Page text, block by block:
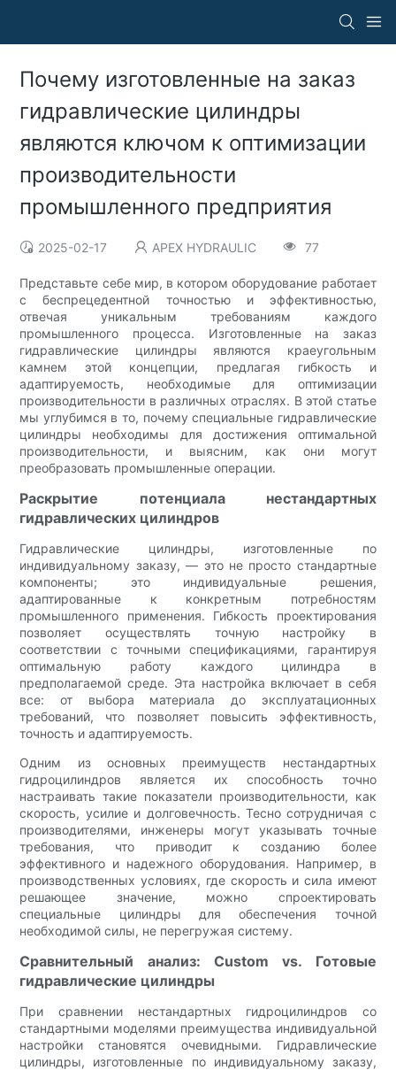
Почему изготовленные на заказ
гидравлические цилиндры
являются ключом к оптимизации
производительности
промышленного предприятия
2025-02-17 APEX HYDRAULIC 77
Представьте себе мир, в котором оборудование работает
с беспрецедентной точностью и эффективностью,
отвечая уникальным требованиям каждого
промышленного процесса. Изготовленные на заказ
гидравлические цилиндры являются краеугольным
камнем этой концепции, предлагая гибкость и
адаптируемость, необходимые для оптимизации
производительности в различных отраслях. В этой статье
мы углубимся в то, почему специальные гидравлические
цилиндры необходимы для достижения оптимальной
производительности, и выясним, как они могут
преобразовать промышленные операции.
Раскрытие потенциала нестандартных
гидравлических цилиндров
Гидравлические цилиндры, изготовленные по
индивидуальному заказу, — это не просто стандартные
компоненты; это индивидуальные решения,
адаптированные к конкретным потребностям
промышленного применения. Гибкость проектирования
позволяет осуществлять точную настройку в
соответствии с точными спецификациями, гарантируя
оптимальную работу каждого цилиндра в
предполагаемой среде. Эта настройка включает в себя
все: от выбора материала до эксплуатационных
требований, что позволяет повысить эффективность,
точность и адаптируемость.
Одним из основных преимуществ нестандартных
гидроцилиндров является их способность точно
настраивать такие показатели производительности, как
скорость, усилие и долговечность. Тесно сотрудничая с
производителями, инженеры могут указывать точные
требования, что приводит к созданию более
эффективного и надежного оборудования. Например, в
производственных условиях, где скорость и сила имеют
решающее значение, можно спроектировать
специальные цилиндры для обеспечения точной
необходимой силы, не перегружая систему.
Сравнительный анализ: Custom vs. Готовые
гидравлические цилиндры
При сравнении нестандартных гидроцилиндров со
стандартными моделями преимущества индивидуальной
настройки становятся очевидными. Гидравлические
цилиндры, изготовленные по индивидуальному заказу,